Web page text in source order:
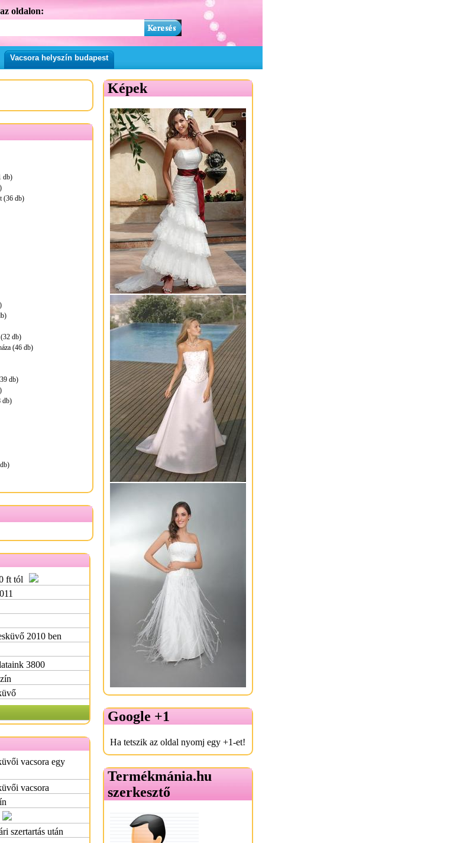
oldalon:
Vacsora helyszín budapest
db)
(36 db)
db)
(46 db)
db)
db)
ft tól
2010 ben
3800
vacsora egy
vacsora
szertartás után
Képek
Google +1
Ha tetszik az oldal nyomj egy +1-et!
Termékmánia.hu
szerkesztő